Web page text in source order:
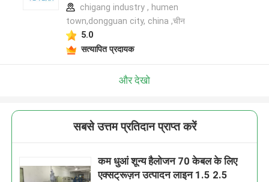
chigang industry , humen
town,dongguan city, china ,चीन
5.0
सत्यापित प्रदायक
और देखो
सबसे उत्तम प्रतिदान प्राप्त करें
कम धुआं शून्य हैलोजन 70 केबल के लिए
एक्सट्रूज़न उत्पादन लाइन 1.5 2.5